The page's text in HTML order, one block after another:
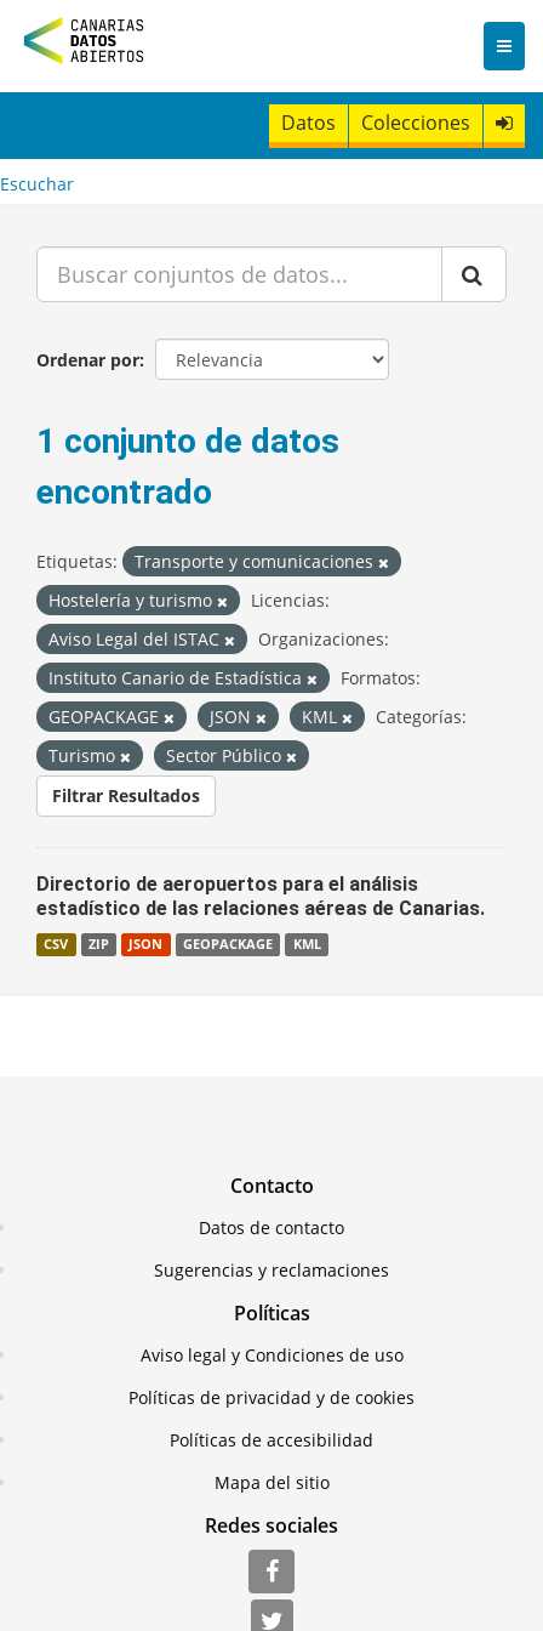
n
t
Datos Colecciones
Escuchar
Ordenar por
1 conjunto de datos
encontrado
Etiquetas:
Transporte y comunicaciones
Hostelería y turismo
Licencias:
Aviso Legal del ISTAC
Organizaciones:
Instituto Canario de Estadística
Formatos:
GEOPACKAGE
JSON KML
Categorías:
Turismo
Sector Público
Filtrar Resultados
Directorio de aeropuertos para el análisis
estadístico de las relaciones aéreas de Canarias.
CSV ZIP JSON GEOPACKAGE KML
Contacto
Datos de contacto
Sugerencias y reclamaciones
Políticas
Aviso legal y Condiciones de uso
Políticas de privacidad y de cookies
Políticas de accesibilidad
Mapa del sitio
Redes sociales